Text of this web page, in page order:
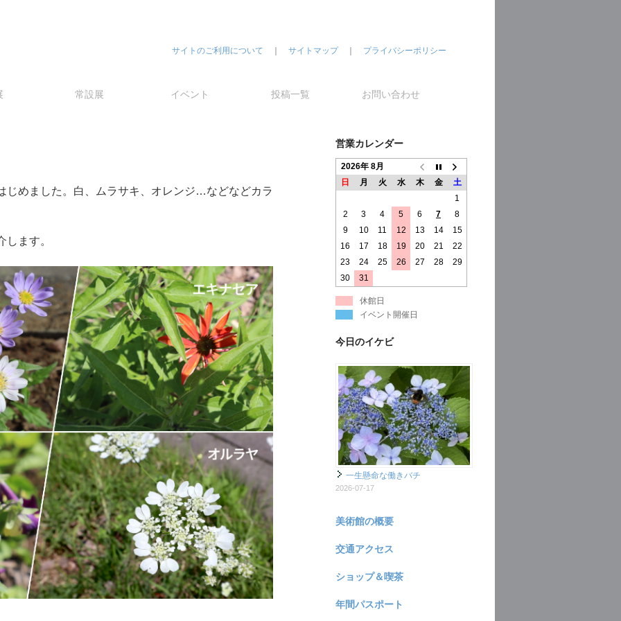
サイトのご利用について サイトマップ｜ プライバシーポリシー
常設展 イベント 投稿一覧 お問い合わせ
じめました。白、ムラサキ、オレンジ…などなどカラ
ます。
営業カレンダー
2026年 8月
日
月 火 水 木 金
土
1
2
3 4 5 6 7
8
9
10 11 12 13 14
15
16
17 18 19 20 21
22
23
24 25 26 27 28
29
30
31
休館日
イベント開催日
今日のイケビ
一生懸命な働きバチ
2026-07-17
美術館の概要
交通アクセス
ショップ＆喫茶
年間パスポート